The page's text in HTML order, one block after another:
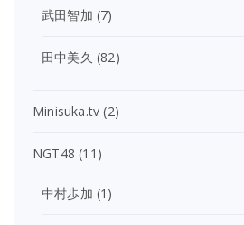
武田智加 (7)
田中美久 (82)
Minisuka.tv (2)
NGT48 (11)
中村歩加 (1)